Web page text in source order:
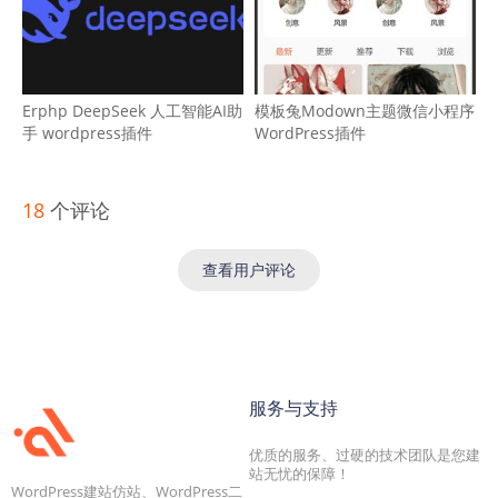
Erphp DeepSeek 人工智能AI助
手 wordpress插件
模板兔Modown主题微信小程序
WordPress插件
18 个评论
查看用户评论
WordPress建站仿站、WordPress二
服务与支持
优质的服务、过硬的技术团队是您建
站无忧的保障！